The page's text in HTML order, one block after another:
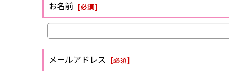
お名前 [必須]
メールアドレス [必須]